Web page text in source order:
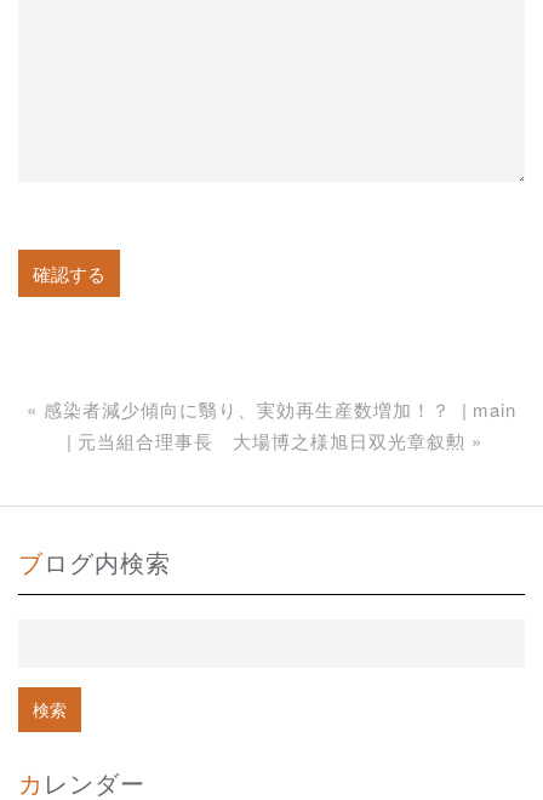
« 感染者減少傾向に翳り、実効再生産数増加！？
main
元当組合理事長 大場博之様旭日双光章叙勲 »
ブログ内検索
カレンダー